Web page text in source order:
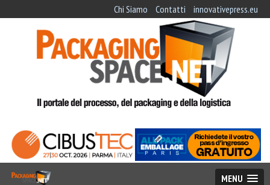
Chi Siamo Contatti innovativepress.eu
MENU